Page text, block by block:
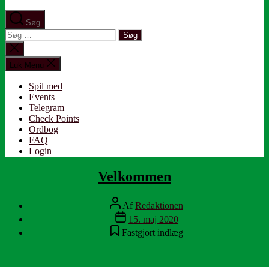
Søg
Søg
efter:
Luk
søgning
Luk Menu
Spil med
Events
Telegram
Check Points
Ordbog
FAQ
Login
Velkommen
Indlægsforfatter
AfRedaktionen
Indlægsdato
15. maj 2020
Fastgjort indlæg